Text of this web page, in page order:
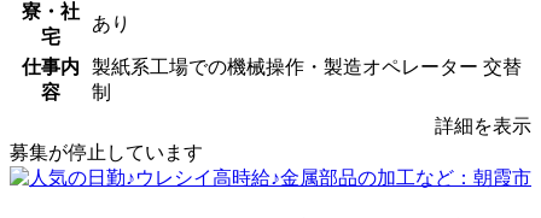
寮・社
宅
あり
仕事内
容
製紙系工場での機械操作・製造オペレーター 交替
制
詳細を表示
募集が停止しています